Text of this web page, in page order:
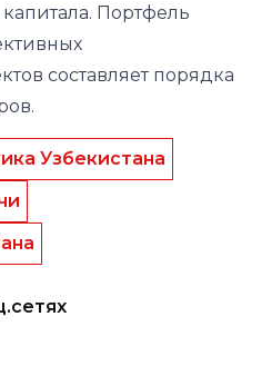
Портфель
составляет порядка
Узбекистана